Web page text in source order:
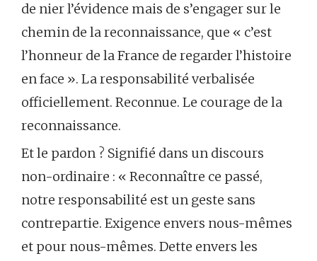
de nier l’évidence mais de s’engager sur le
chemin de la reconnaissance, que « c’est
l’honneur de la France de regarder l’histoire
en face ». La responsabilité verbalisée
officiellement. Reconnue. Le courage de la
reconnaissance.
Et le pardon ? Signifié dans un discours
non-ordinaire : « Reconnaître ce passé,
notre responsabilité est un geste sans
contrepartie. Exigence envers nous-mêmes
et pour nous-mêmes. Dette envers les